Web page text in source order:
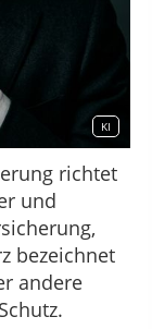
KI
richtet
und
bezeichnet
andere